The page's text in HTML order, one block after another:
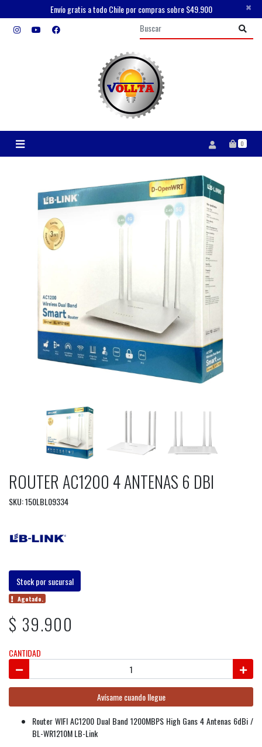
Envío gratis a todo Chile por compras sobre $49.900 ×
0
ROUTER AC1200 4 ANTENAS 6 DBI
SKU: 150LBL09334
Stock por sucursal
Agotado.
$ 39.900
CANTIDAD
Avísame cuando llegue
Router WIFI AC1200 Dual Band 1200MBPS High Gans 4 Antenas 6dBi /
BL-WR1210M LB-Link